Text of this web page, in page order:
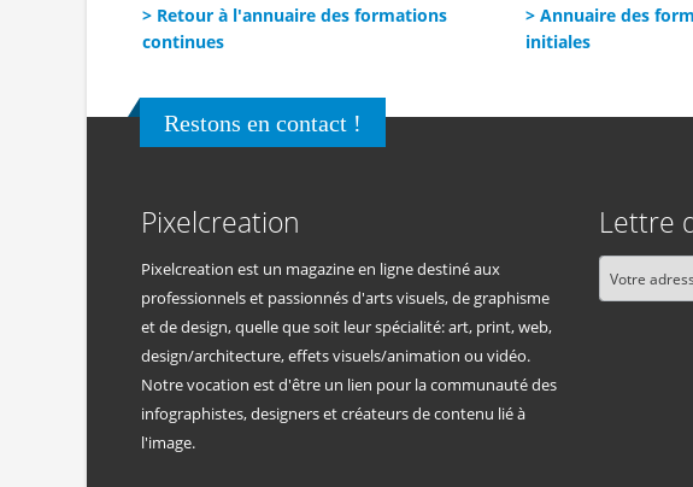
> Retour à l'annuaire des formations
continues
> Annuaire des
initiales
Restons en contact !
Pixelcreation
Pixelcreation est un magazine en ligne destiné aux
professionnels et passionnés d'arts visuels, de graphisme
et de design, quelle que soit leur spécialité: art, print, web,
design/architecture, effets visuels/animation ou vidéo.
Notre vocation est d'être un lien pour la communauté des
infographistes, designers et créateurs de contenu lié à
l'image.
Lettre